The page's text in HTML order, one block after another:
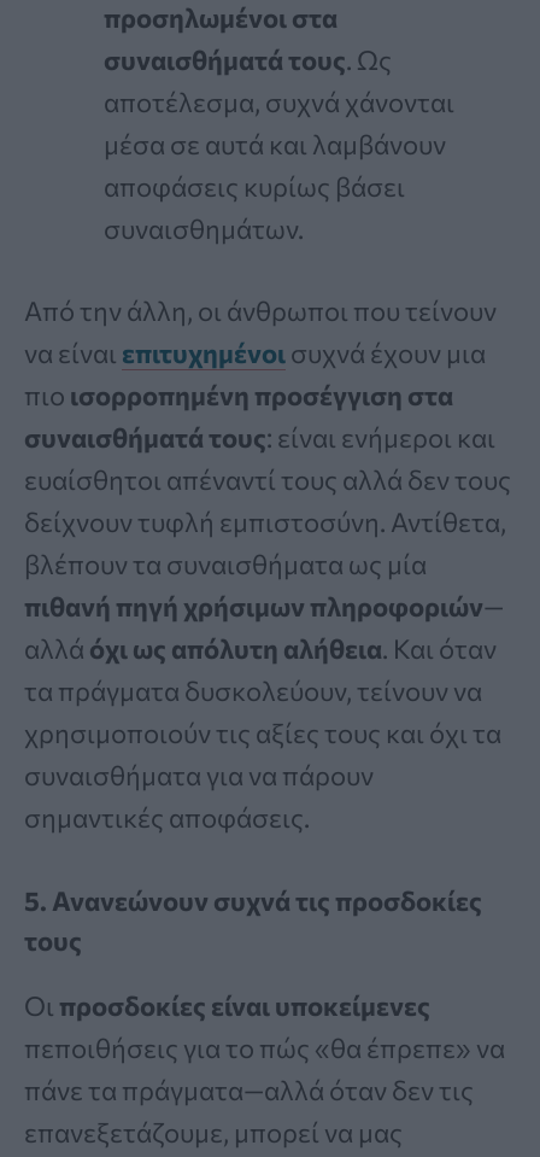
προσηλωμένοι στα
συναισθήματά τους. Ως
αποτέλεσμα, συχνά χάνονται
μέσα σε αυτά και λαμβάνουν
αποφάσεις κυρίως βάσει
συναισθημάτων.
Από την άλλη, οι άνθρωποι που τείνουν
να είναι επιτυχημένοισυχνά έχουν μια
πιο ισορροπημένη προσέγγιση στα
συναισθήματά τους: είναι ενήμεροι και
ευαίσθητοι απέναντί τους αλλά δεν τους
δείχνουν τυφλή εμπιστοσύνη. Αντίθετα,
βλέπουν τα συναισθήματα ως μία
πιθανή πηγή χρήσιμων πληροφοριών—
αλλά όχι ως απόλυτη αλήθεια. Και όταν
τα πράγματα δυσκολεύουν, τείνουν να
χρησιμοποιούν τις αξίες τους και όχι τα
συναισθήματα για να πάρουν
σημαντικές αποφάσεις.
5. Ανανεώνουν συχνά τις προσδοκίες
τους
Οι προσδοκίες είναι υποκείμενες
πεποιθήσεις για το πώς «θα έπρεπε» να
πάνε τα πράγματα—αλλά όταν δεν τις
επανεξετάζουμε, μπορεί να μας